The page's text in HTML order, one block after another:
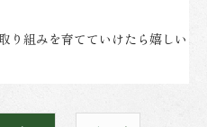
り組みを育てていけたら嬉しい